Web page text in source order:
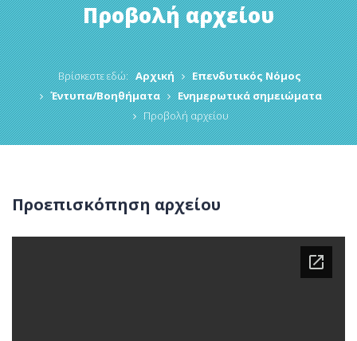
Προβολή αρχείου
Βρίσκεστε εδώ: Αρχική
Επενδυτικός Νόμος
Έντυπα/Βοηθήματα
Ενημερωτικά σημειώματα
Προβολή αρχείου
Προεπισκόπηση αρχείου